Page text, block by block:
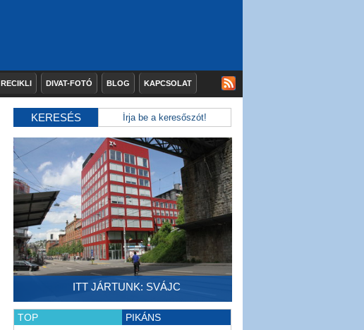
RECIKLI DIVAT-FOTÓ BLOG KAPCSOLAT
KERESÉS
ITT JÁRTUNK: SVÁJC
TOP PIKÁNS